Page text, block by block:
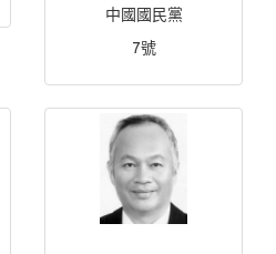
中國國民黨
7號